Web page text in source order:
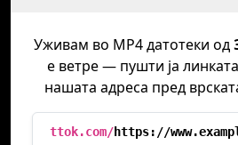
Уживам во MP4 датотеки од
е ветре — пушти ја
нашата адреса пред
ttok.com/https://